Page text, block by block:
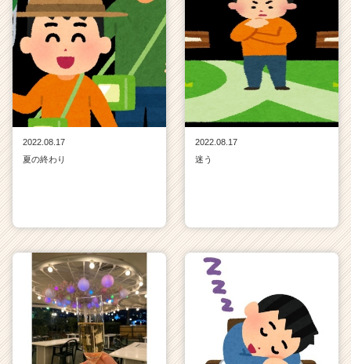
2022.08.17
夏の終わり
2022.08.17
迷う